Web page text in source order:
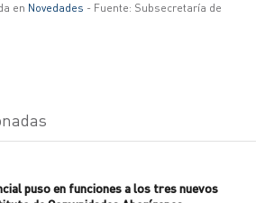
en Novedades - Fuente: Subsecretaría de
puso en funciones a los tres nuevos